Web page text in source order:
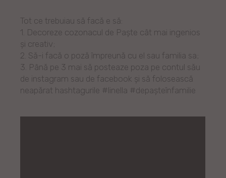
Tot ce trebuiau să facă e să:
1. Decoreze cozonacul de Paște cât mai ingenios
și creativ;
2. Să-i facă o poză împreună cu el sau familia sa;
3. Până pe 3 mai să posteaze poza pe contul său
de instagram sau de facebook și să folosească
neapărat hashtagurile #linella #depașteînfamilie